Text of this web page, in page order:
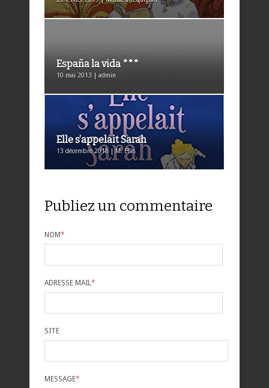
España la vida ***
10 mai 2013 | admin
Elle s’appelait Sarah
13 décembre 2018 | M. Ellis
Publiez un commentaire
NOM*
ADRESSE MAIL*
SITE
MESSAGE*